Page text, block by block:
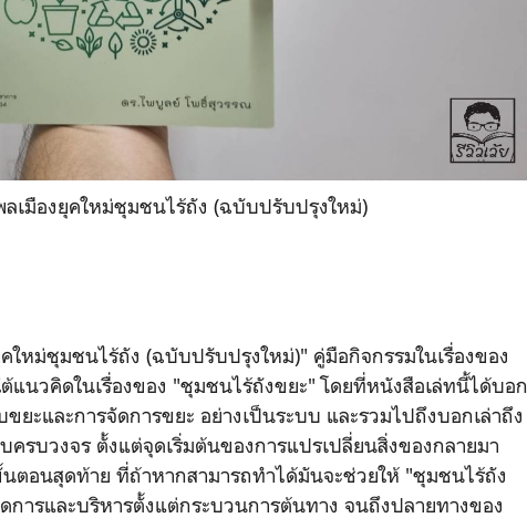
เมืองยุคใหม่ชุมชนไร้ถัง (ฉบับปรับปรุงใหม่)
ใหม่ชุมชนไร้ถัง (ฉบับปรับปรุงใหม่)" คู่มือกิจกรรมในเรื่องของ
แนวคิดในเรื่องของ "ชุมชนไร้ถังขยะ" โดยที่หนังสือเล่ทนี้ได้บอก
ขยะและการจัดการขยะ อย่างเป็นระบบ และรวมไปถึงบอกเล่าถึง
ครบวงจร ตั้งแต่จุดเริ่มต้นของการแปรเปลี่ยนสิ่งของกลายมา
นตอนสุดท้าย ที่ถ้าหากสามารถทำได้มันจะช่วยให้ "ชุมชนไร้ถัง
การและบริหารตั้งแต่กระบวนการต้นทาง จนถึงปลายทางของ